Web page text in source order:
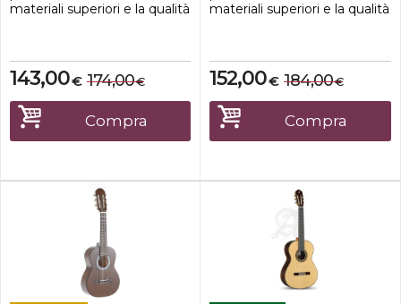
materiali superiori e la qualità
per musicisti di qualsiasi
livello.Top in abete Fondo e
fasce CatalpaScala
650mmCapotasto 52mm
€
143,00 €
174,00
Compra
materiali superiori e la qualità
per musicisti di qualsiasi
livello.Top in abete Fondo e
fasce CatalpaScala
650mmCapotasto
52mmFinitura nero satinato
€
152,00 €
184,00
Compra